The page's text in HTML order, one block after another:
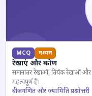
MCQ मध्यम
रेखाएं और कोण
समानांतर रेखाओं, तिर्यक रेखाओं और
महत्वपूर्ण हैं।
बीजगणित और ज्यामिति प्रश्नोत्तरी